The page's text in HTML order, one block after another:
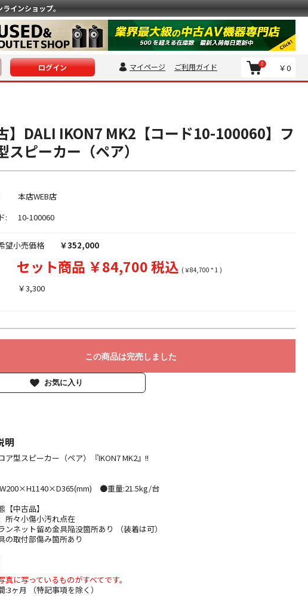
インショップ。
ログイン マイページ ご利用ガイド ￥0
0
】DALI IKON7 MK2【コード10-100060】フ
スピーカー（ペア）
本店WEB店
:
10-100060
望小売価格 ￥352,000
セット商品 ￥84,700 税込 (￥84,700 * 1 )
￥3,300
この商品は完売しました
お気に入り
明
ア型スピーカー（ペア）『IKON7 MK2』!!
●重量:21.5kg/台
【中古品】
所々小傷小汚れ点在
ネット留め金具陥没箇所あり （装着は可）
の取付部傷み箇所あり
真に写っているものがすべてです。
ヶ月 （特記事項を除く）